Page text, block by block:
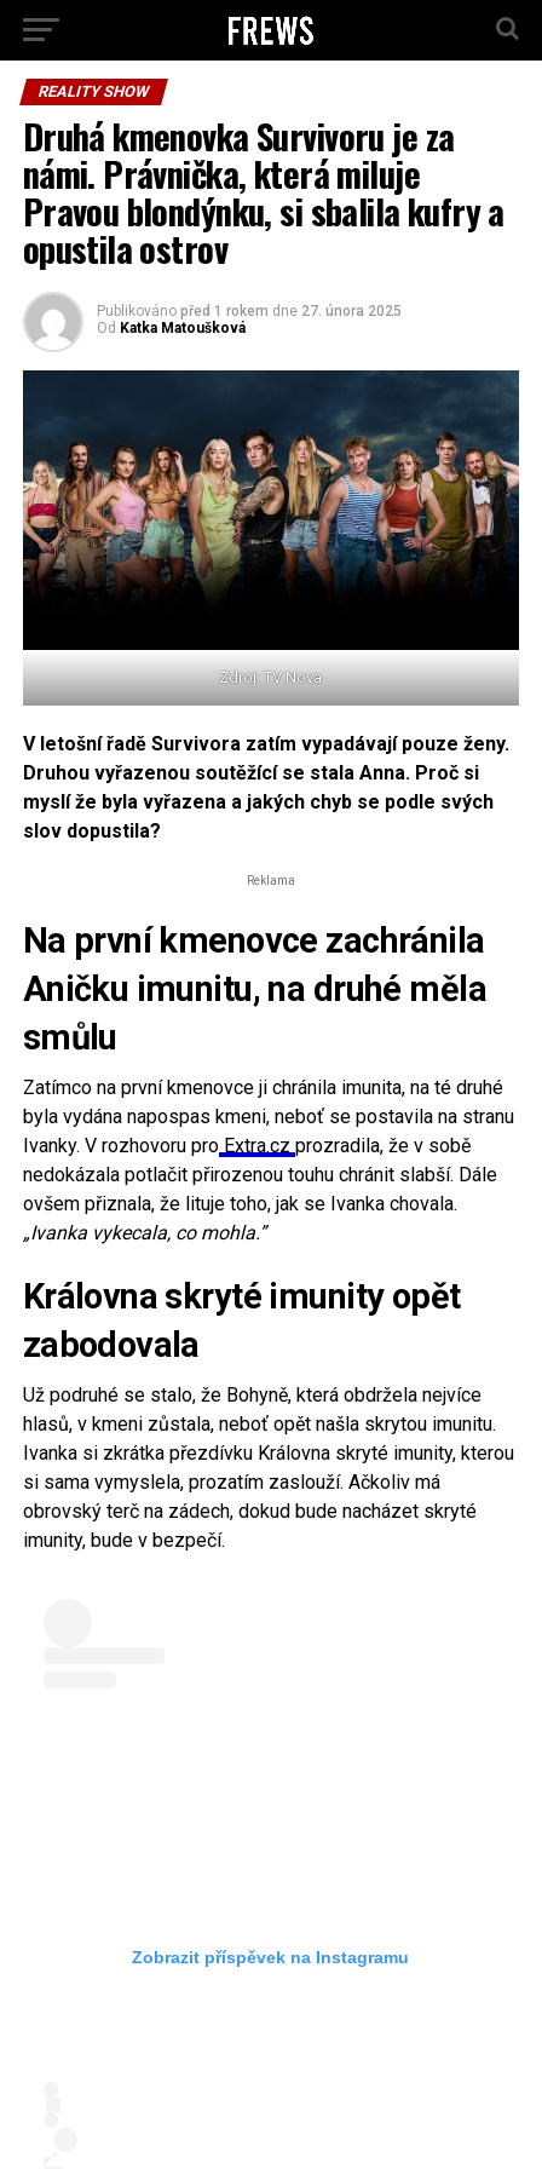
REALITY SHOW
Druhá kmenovka Survivoru je za
námi. Právnička, která miluje
Pravou blondýnku, si sbalila kufry a
opustila ostrov
Publikováno před 1 rokem dne 27. února 2025
Od Katka Matoušková
Zdroj: TV Nova
V letošní řadě Survivora zatím vypadávají pouze ženy.
Druhou vyřazenou soutěžící se stala Anna. Proč si
myslí že byla vyřazena a jakých chyb se podle svých
slov dopustila?
Reklama
Na první kmenovce zachránila
Aničku imunitu, na druhé měla
smůlu
Zatímco na první kmenovce ji chránila imunita, na té druhé
byla vydána napospas kmeni, neboť se postavila na stranu
Ivanky. V rozhovoru proExtra.cz prozradila, že v sobě
nedokázala potlačit přirozenou touhu chránit slabší. Dále
ovšem přiznala, že lituje toho, jak se Ivanka chovala.
„Ivanka vykecala, co mohla.”
Královna skryté imunity opět
zabodovala
Už podruhé se stalo, že Bohyně, která obdržela nejvíce
hlasů, v kmeni zůstala, neboť opět našla skrytou imunitu.
Ivanka si zkrátka přezdívku Královna skryté imunity, kterou
si sama vymyslela, prozatím zaslouží. Ačkoliv má
obrovský terč na zádech, dokud bude nacházet skryté
imunity, bude v bezpečí.
Zobrazit příspěvek na Instagramu